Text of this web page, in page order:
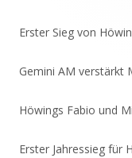
Erster Sieg von
Gemini AM verstärkt
Höwings Fabio und
Erster Jahressieg für